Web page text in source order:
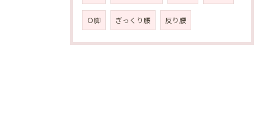
Ｏ脚 ぎっくり腰 反り腰